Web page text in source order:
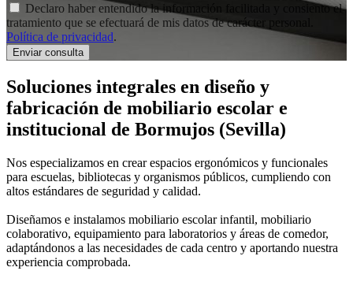
Declaro haber entendido la información facilitada y consiento el
tratamiento que se efectuará de mis datos de carácter personal.
Política de privacidad.
Soluciones integrales en diseño y
fabricación de mobiliario escolar e
institucional de Bormujos (Sevilla)
Nos especializamos en crear espacios ergonómicos y funcionales
para escuelas, bibliotecas y organismos públicos, cumpliendo con
altos estándares de seguridad y calidad.
Diseñamos e instalamos mobiliario escolar infantil, mobiliario
colaborativo, equipamiento para laboratorios y áreas de comedor,
adaptándonos a las necesidades de cada centro y aportando nuestra
experiencia comprobada.